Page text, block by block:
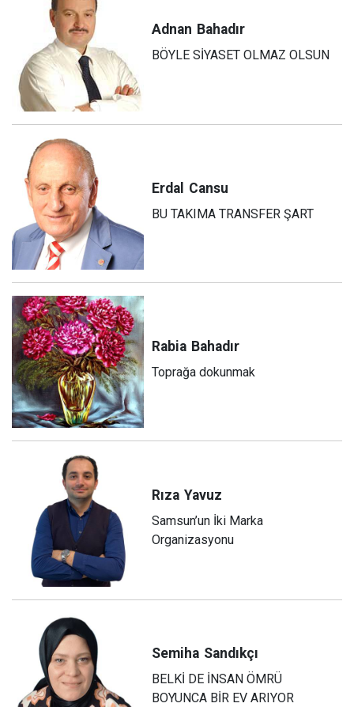
Adnan Bahadır
BÖYLE SİYASET OLMAZ OLSUN
Erdal Cansu
BU TAKIMA TRANSFER ŞART
Rabia Bahadır
Toprağa dokunmak
Rıza Yavuz
Samsun’un İki Marka
Organizasyonu
Semiha Sandıkçı
BELKİ DE İNSAN ÖMRÜ
BOYUNCA BİR EV ARIYOR